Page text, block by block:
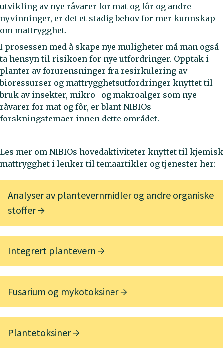
utvikling av nye råvarer for mat og fôr og andre
nyvinninger, er det et stadig behov for mer kunnskap
om mattrygghet.
I prosessen med å skape nye muligheter må man også
ta hensyn til risikoen for nye utfordringer. Opptak i
planter av forurensninger fra resirkulering av
bioressurser og mattrygghetsutfordringer knyttet til
bruk av insekter, mikro- og makroalger som nye
råvarer for mat og fôr, er blant NIBIOs
forskningstemaer innen dette området.
Les mer om NIBIOs hovedaktiviteter knyttet til kjemisk
mattrygghet i lenker til temaartikler og tjenester her:
Analyser av plantevernmidler og andre organiske
stoffer
Integrert plantevern
Fusarium og mykotoksiner
Plantetoksiner